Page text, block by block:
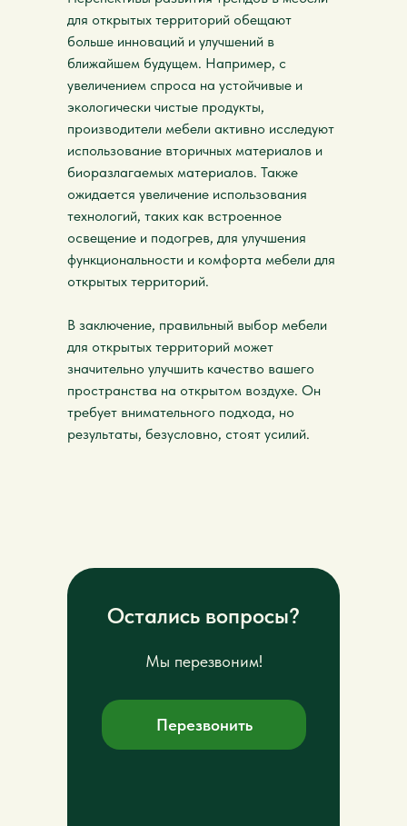
для открытых территорий обещают
больше инноваций и улучшений в
ближайшем будущем. Например, с
увеличением спроса на устойчивые и
экологически чистые продукты,
производители мебели активно исследуют
использование вторичных материалов и
биоразлагаемых материалов. Также
ожидается увеличение использования
технологий, таких как встроенное
освещение и подогрев, для улучшения
функциональности и комфорта мебели для
открытых территорий.
В заключение, правильный выбор мебели
для открытых территорий может
значительно улучшить качество вашего
пространства на открытом воздухе. Он
требует внимательного подхода, но
результаты, безусловно, стоят усилий.
Остались вопросы?
Мы перезвоним!
Перезвонить